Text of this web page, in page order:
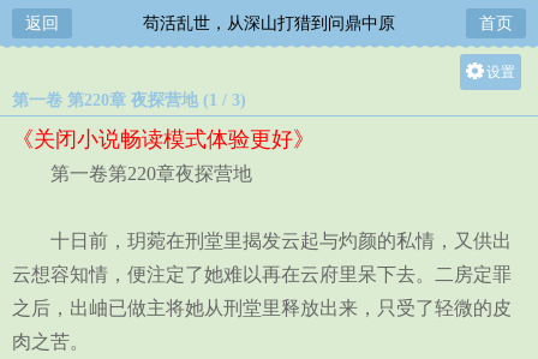
返回 苟活乱世，从深山打猎到问鼎中原 首页
设置
第一卷 第220章 夜探营地 (1 / 3)
《关闭小说畅读模式体验更好》
第一卷第220章夜探营地
十日前，玥菀在刑堂里揭发云起与灼颜的私情，又供出
云想容知情，便注定了她难以再在云府里呆下去。二房定罪
之后，出岫已做主将她从刑堂里释放出来，只受了轻微的皮
肉之苦。